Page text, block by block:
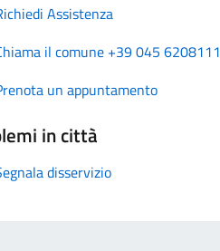
Assistenza
il comune +39 045 6208111
un appuntamento
in città
disservizio